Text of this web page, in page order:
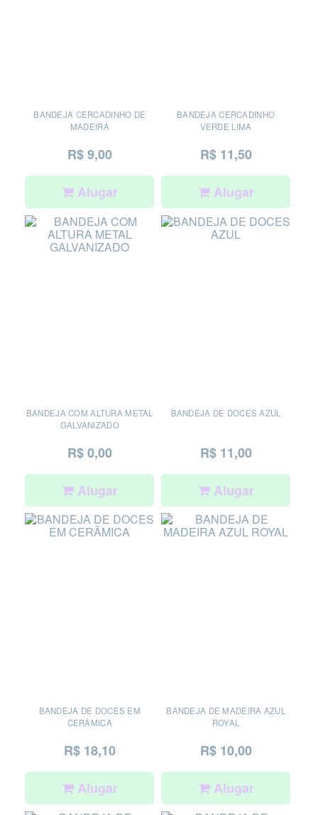
BANDEJA CERCADINHO DE
MADEIRA
R$ 9,00
Alugar
BANDEJA CERCADINHO
VERDE LIMA
R$ 11,50
Alugar
BANDEJA COM ALTURA METAL
GALVANIZADO
R$ 0,00
Alugar
BANDEJA DE DOCES AZUL
R$ 11,00
Alugar
BANDEJA DE DOCES EM
CERÂMICA
R$ 18,10
Alugar
BANDEJA DE MADEIRA AZUL
ROYAL
R$ 10,00
Alugar